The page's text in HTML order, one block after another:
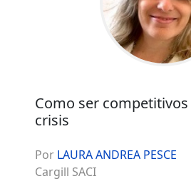
Como ser
crisis
Por LAURA ANDREA PESCE
Cargill SACI